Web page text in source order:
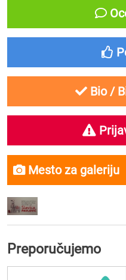
Bio /
Mesto za galeriju
Preporučujemo